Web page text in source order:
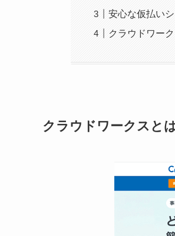
安心な仮払い
クラウドワー
クラウドワークスと